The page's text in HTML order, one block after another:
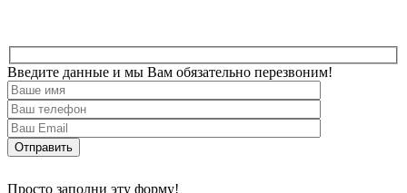
Введите данные и мы Вам обязательно перезвоним!
Просто заполни эту форму!